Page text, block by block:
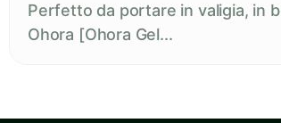
Perfetto da portare in valigia, in
Ohora [Ohora Gel...